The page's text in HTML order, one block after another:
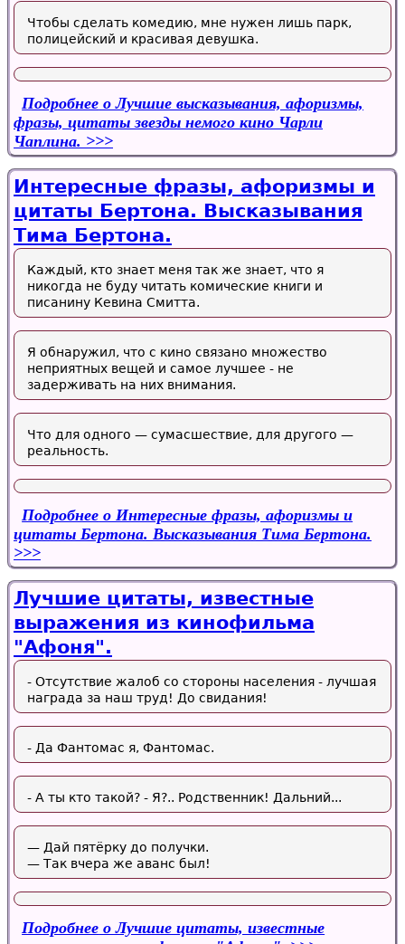
Чтобы сделать комедию, мне нужен лишь парк,
полицейский и красивая девушка.
Подробнее о Лучшие высказывания, афоризмы,
фразы, цитаты звезды немого кино Чарли
Чаплина.
Интересные фразы, афоризмы и
цитаты Бертона. Высказывания
Тима Бертона.
Каждый, кто знает меня так же знает, что я
никогда не буду читать комические книги и
писанину Кевина Смитта.
Я обнаружил, что с кино связано множество
неприятных вещей и самое лучшее - не
задерживать на них внимания.
Что для одного — сумасшествие, для другого —
реальность.
Подробнее о Интересные фразы, афоризмы и
цитаты Бертона. Высказывания Тима Бертона.
Лучшие цитаты, известные
выражения из кинофильма
"Афоня".
- Отсутствие жалоб со стороны населения - лучшая
награда за наш труд! До свидания!
- Да Фантомас я, Фантомас.
- А ты кто такой? - Я?.. Родственник! Дальний...
— Дай пятёрку до получки.
— Так вчера же аванс был!
Подробнее о Лучшие цитаты, известные